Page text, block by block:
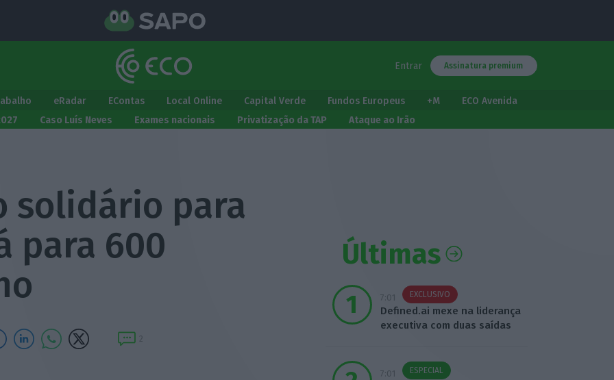
Entrar Assinatura premium
eRadar EContas Local Online Capital Verde Fundos Europeus +M
ECO Avenida
Caso Luís Neves Exames nacionais Privatização da TAP Ataque ao Irão
solidário para
para 600
2
Últimas
7:01 EXCLUSIVO
Defined.ai mexe na liderança
executiva com duas saídas
7:01 ESPECIAL